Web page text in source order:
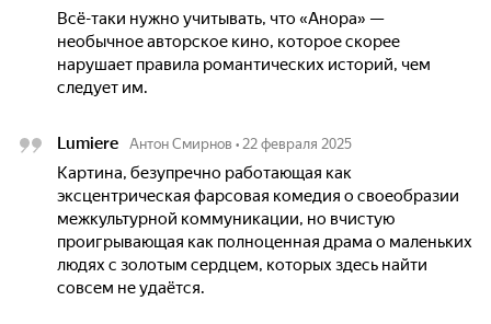
Всё-таки нужно учитывать, что «Анора» —
необычное авторское кино, которое скорее
нарушает правила романтических историй, чем
следует им.
Lumiere Антон Смирнов • 22 февраля 2025
Картина, безупречно работающая как
эксцентрическая фарсовая комедия о своеобразии
межкультурной коммуникации, но вчистую
проигрывающая как полноценная драма о маленьких
людях с золотым сердцем, которых здесь найти
совсем не удаётся.